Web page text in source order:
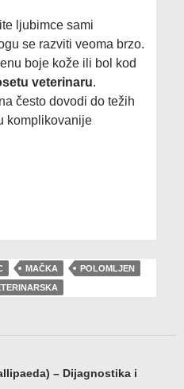
ljubimce sami
se razviti veoma brzo.
boje kože ili bol kod
veterinaru.
često dovodi do težih
komplikovanije
MAČKA
POLOMLJEN
– Dijagnostika i